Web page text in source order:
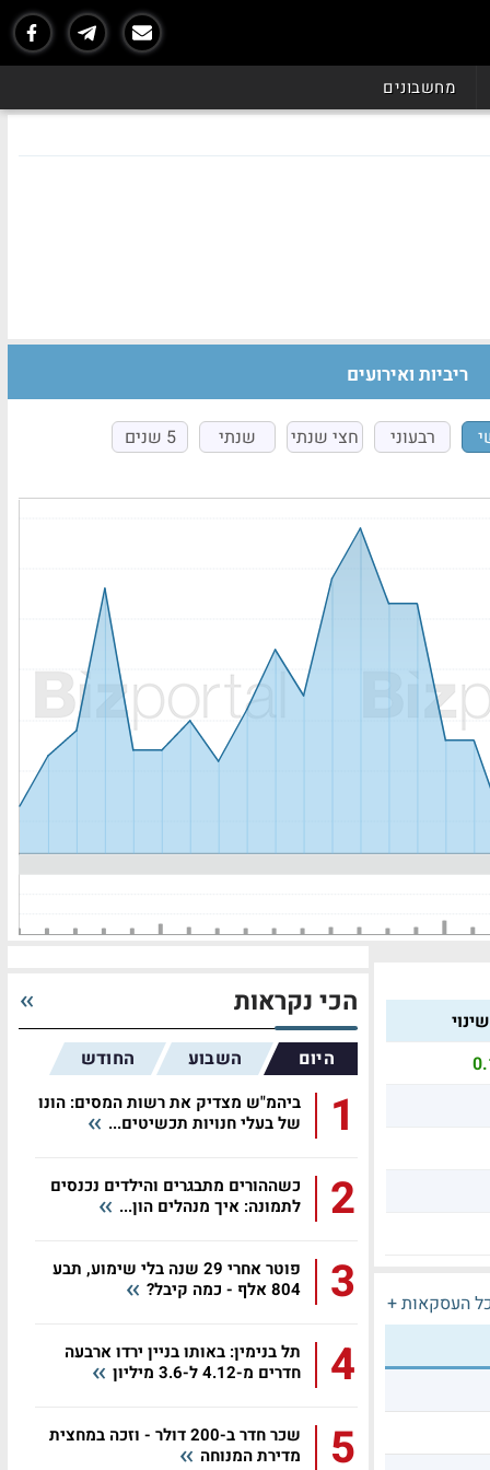
מחשבונים
ריביות ואירועים
רבעוני חצי שנתי שנתי 5 שנים
העסקאות +
הכי נקראות
היום השבוע החודש
1
ביהמ"ש מצדיק את רשות המסים: הונו
של בעלי חנויות תכשיטים...
2
כשההורים מתבגרים והילדים נכנסים
לתמונה: איך מנהלים הון...
3
פוטר אחרי 29 שנה בלי שימוע, תבע
804 אלף - כמה קיבל?
4
תל בנימין: באותו בניין ירדו ארבעה
חדרים מ-4.12 ל-3.6 מיליון
5
שכר חדר ב-200 דולר - וזכה במחצית
מדירת המנוחה